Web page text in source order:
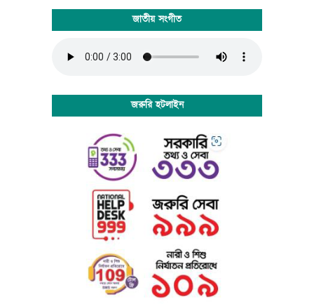
FrontPage, PageMaker, FrameMaker, Illustrator, Flash,
the printing and design industry. It is intended to show
dummy text ever since the 1500:s, when an unknown
printer took a galley of type and scrambled it to make a
available for many years on adhesive sheets in different
sizes and typefaces from a company called Letraset.
When computers came along, Aldus included lorem
ipsum in its PageMaker publishing software, and you
now see it wherever designers, content designers, art
directors, user interface developers and web designer
are at work. They use it daily when using programs
such as Adobe Photoshop, Paint Shop Pro, Dreamweaver,
FrontPage, PageMaker, FrameMaker, Illustrator, Flash,
Indesign etc.
জাতীয় সংগীত
জরুরি হটলাইন